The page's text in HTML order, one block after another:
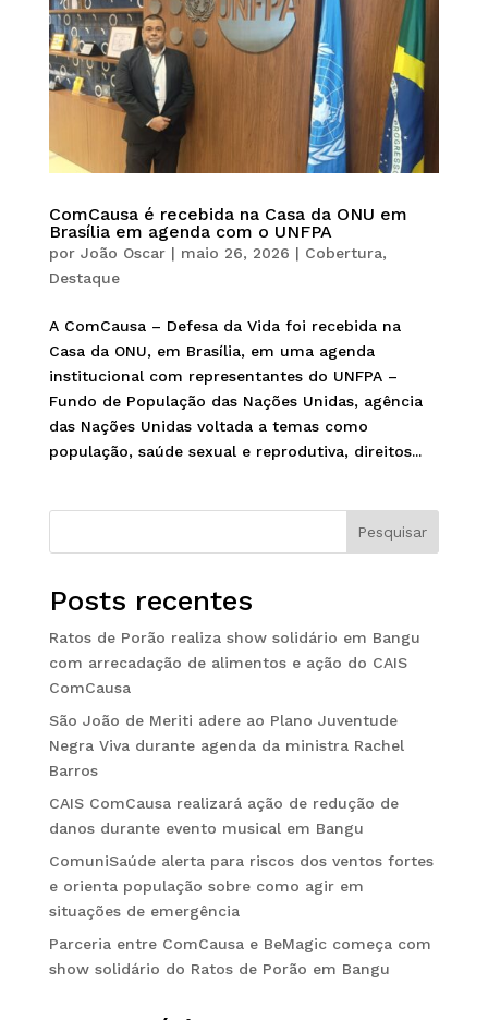
ComCausa é recebida na Casa da ONU em
Brasília em agenda com o UNFPA
por João Oscar| maio 26, 2026 | Cobertura,
Destaque
A ComCausa – Defesa da Vida foi recebida na
Casa da ONU, em Brasília, em uma agenda
institucional com representantes do UNFPA –
Fundo de População das Nações Unidas, agência
das Nações Unidas voltada a temas como
população, saúde sexual e reprodutiva, direitos...
Pesquisar
Posts recentes
Ratos de Porão realiza show solidário em Bangu
com arrecadação de alimentos e ação do CAIS
ComCausa
São João de Meriti adere ao Plano Juventude
Negra Viva durante agenda da ministra Rachel
Barros
CAIS ComCausa realizará ação de redução de
danos durante evento musical em Bangu
ComuniSaúde alerta para riscos dos ventos fortes
e orienta população sobre como agir em
situações de emergência
Parceria entre ComCausa e BeMagic começa com
show solidário do Ratos de Porão em Bangu